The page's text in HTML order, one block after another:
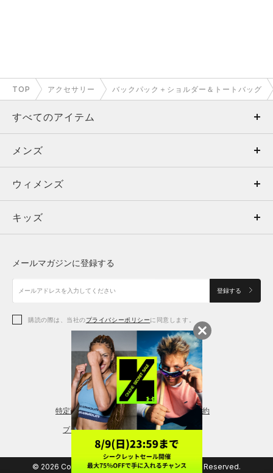
TOP アクセサリー バックパック＋ショルダー＆トートバッグ
すべてのアイテム
メンズ
ウィメンズ
キッズ
アクセサリー
メンズ
トップス
ボトムス
アクセサリー
ウィメンズ
トップス
シューズ
アクセサリー
レギンス＆タイツ
キッズ
シューズ
メールマガジンに登録する
登録する
購読の際は、当社のプライバシーポリシーに同意します。
特定商取引法に基づく通販の表記 会員規約
プライバシーポリシー
© 2026 Copyright DOME Corporation. All Rights Reserved.